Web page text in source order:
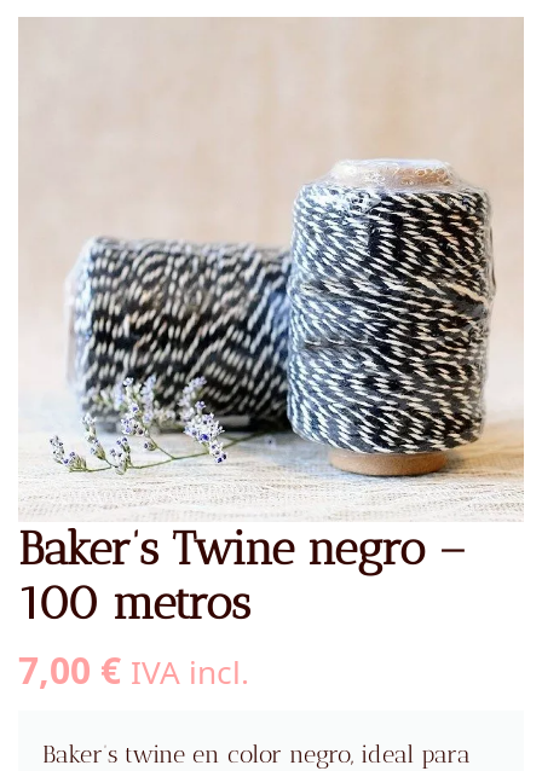
Baker’s Twine negro –
100 metros
7,00 € IVA incl.
Baker’s twine en color negro, ideal para